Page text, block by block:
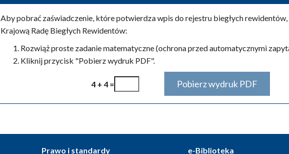
Aby pobrać zaświadczenie, które potwierdza wpis do rejestru biegłych
Krajową Radę Biegłych Rewidentów:
Rozwiąż proste zadanie matematyczne (ochrona przed automatycznymi
Kliknij przycisk "Pobierz wydruk PDF".
4 + 4 =
Prawo i standardy e-Biblioteka